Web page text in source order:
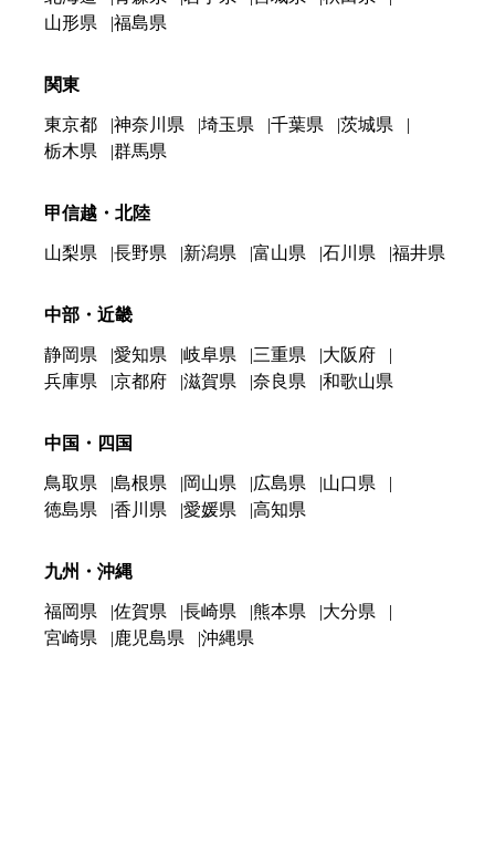
山形県
福島県
関東
東京都 神奈川県 埼玉県 千葉県
茨城県
栃木県
群馬県
甲信越・北陸
山梨県 長野県 新潟県 富山県 石川県 福井県
中部・近畿
静岡県 愛知県 岐阜県 三重県
大阪府
兵庫県
京都府 滋賀県 奈良県 和歌山県
中国・四国
鳥取県 島根県 岡山県 広島県
山口県
徳島県
香川県 愛媛県 高知県
九州・沖縄
福岡県 佐賀県 長崎県 熊本県
大分県
宮崎県
鹿児島県 沖縄県